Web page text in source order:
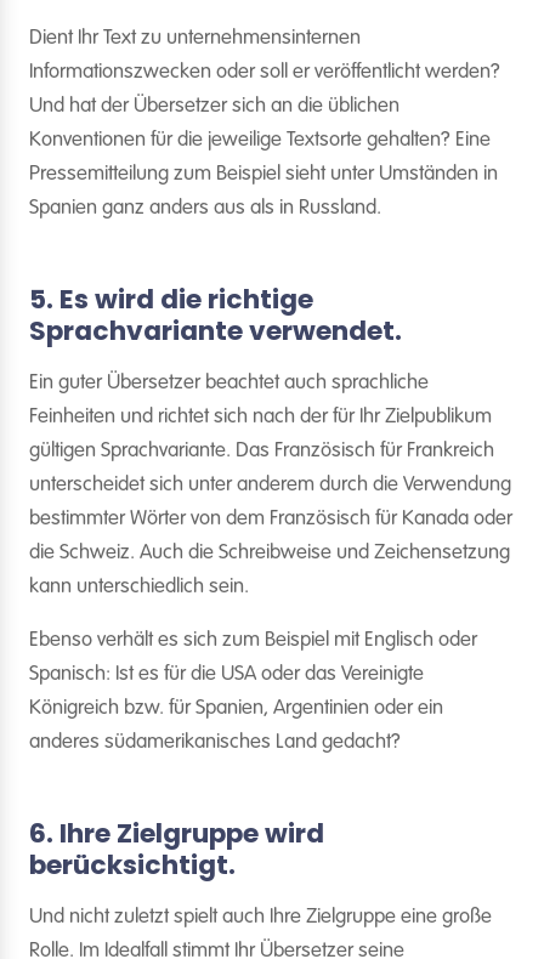
Dient Ihr Text zu unternehmensinternen
Informationszwecken oder soll er veröffentlicht werden?
Und hat der Übersetzer sich an die üblichen
Konventionen für die jeweilige Textsorte gehalten? Eine
Pressemitteilung zum Beispiel sieht unter Umständen in
Spanien ganz anders aus als in Russland.
5. Es wird die richtige
Sprachvariante verwendet.
Ein guter Übersetzer beachtet auch sprachliche
Feinheiten und richtet sich nach der für Ihr Zielpublikum
gültigen Sprachvariante. Das Französisch für Frankreich
unterscheidet sich unter anderem durch die Verwendung
bestimmter Wörter von dem Französisch für Kanada oder
die Schweiz. Auch die Schreibweise und Zeichensetzung
kann unterschiedlich sein.
Ebenso verhält es sich zum Beispiel mit Englisch oder
Spanisch: Ist es für die USA oder das Vereinigte
Königreich bzw. für Spanien, Argentinien oder ein
anderes südamerikanisches Land gedacht?
6. Ihre Zielgruppe wird
berücksichtigt.
Und nicht zuletzt spielt auch Ihre Zielgruppe eine große
Rolle. Im Idealfall stimmt Ihr Übersetzer seine